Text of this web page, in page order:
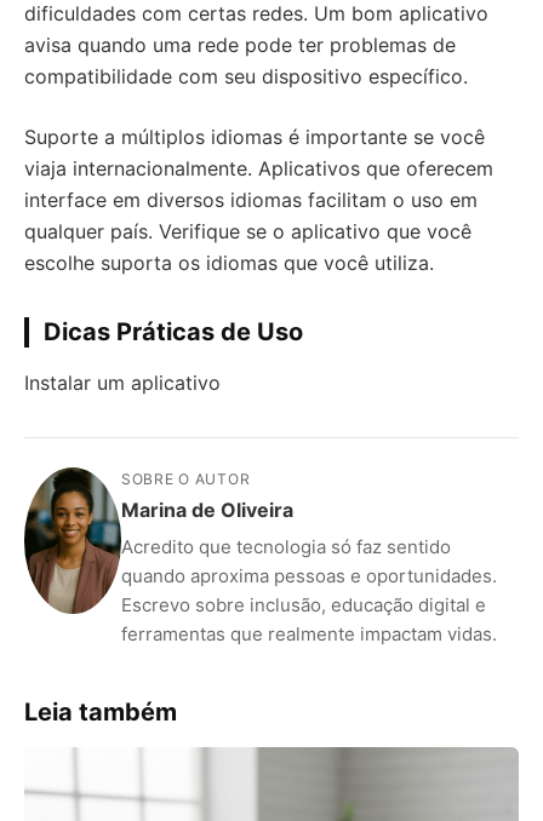
dificuldades com certas redes. Um bom aplicativo
avisa quando uma rede pode ter problemas de
compatibilidade com seu dispositivo específico.
Suporte a múltiplos idiomas é importante se você
viaja internacionalmente. Aplicativos que oferecem
interface em diversos idiomas facilitam o uso em
qualquer país. Verifique se o aplicativo que você
escolhe suporta os idiomas que você utiliza.
Dicas Práticas de Uso
Instalar um aplicativo
SOBRE O AUTOR
Marina de Oliveira
Acredito que tecnologia só faz sentido
quando aproxima pessoas e oportunidades.
Escrevo sobre inclusão, educação digital e
ferramentas que realmente impactam vidas.
Leia também